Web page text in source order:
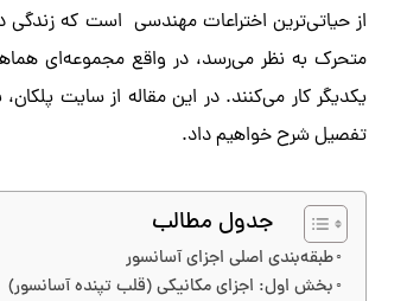
از حیاتی‌ترین اختراعات مهندسی است که
متحرک به نظر می‌رسد، در واقع مجموعه‌ای
یکدیگر کار می‌کنند. در این مقاله از سایت
تفصیل شرح خواهیم داد.
جدول مطالب
طبقه‌بندی اصلی اجزای آسانسور
بخش اول: اجزای مکانیکی (قلب تپنده آسانسور)